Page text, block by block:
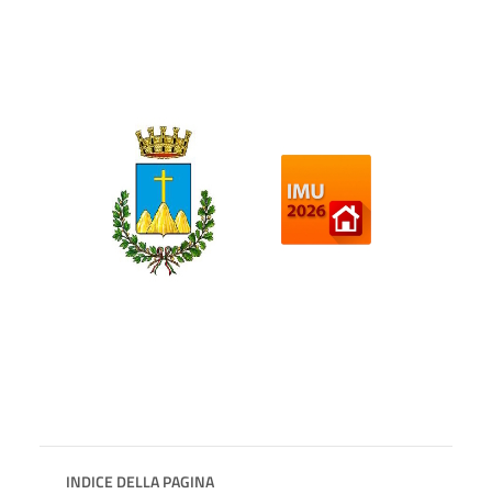
INDICE DELLA PAGINA